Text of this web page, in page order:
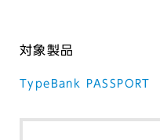
対象製品
TypeBank PASSPORT